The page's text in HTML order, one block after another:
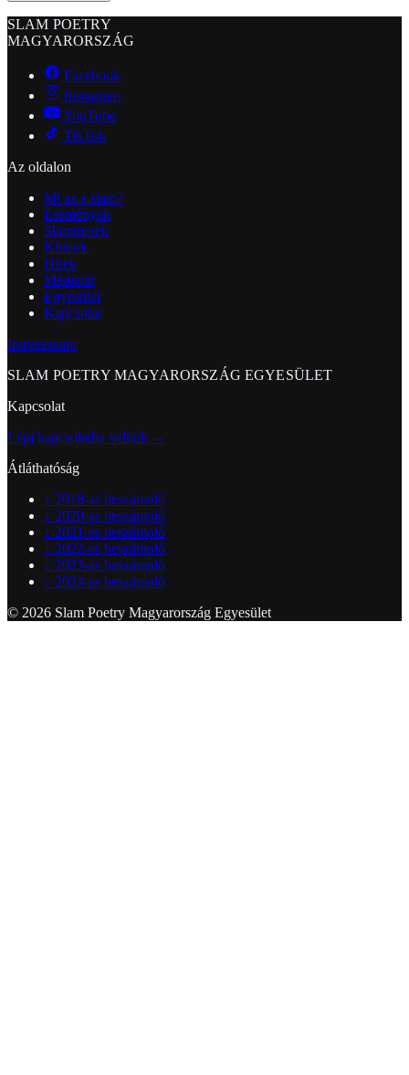
SLAM POETRY
MAGYARORSZÁG
Facebook
Instagram
YouTube
TikTok
Az oldalon
Mi az a slam?
Események
Slammerek
Klubok
Hírek
Médiatár
Egyesület
Kapcsolat
Impresszum
SLAM POETRY MAGYARORSZÁG EGYESÜLET
Kapcsolat
Lépj kapcsolatba velünk →
Átláthatóság
↓ 2018-as beszámoló
↓ 2020-as beszámoló
↓ 2021-es beszámoló
↓ 2022-es beszámoló
↓ 2023-as beszámoló
↓ 2024-es beszámoló
© 2026 Slam Poetry Magyarország Egyesület